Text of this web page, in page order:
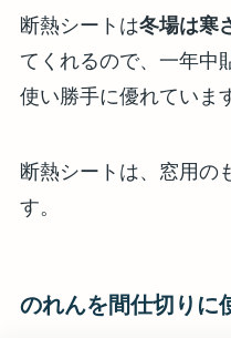
断熱シートは冬場は寒
てくれるので、一年中
使い勝手に優れていま
断熱シートは、窓用の
す。
のれんを間仕切りに